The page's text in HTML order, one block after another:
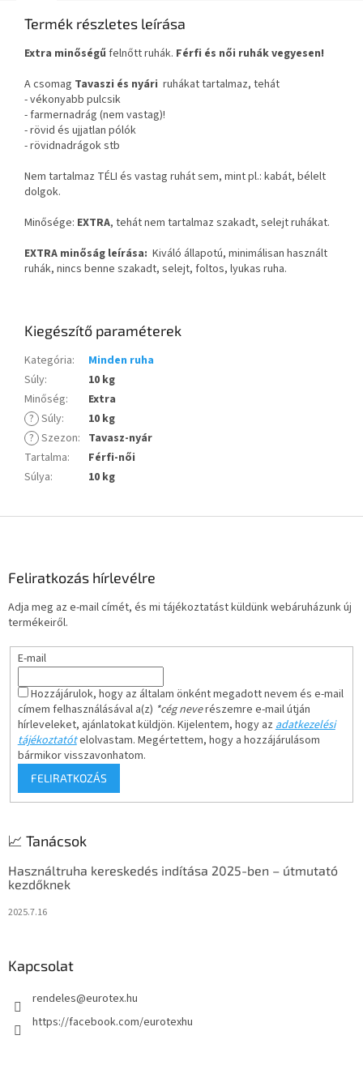
Termék részletes leírása
Extra minőségű felnőtt ruhák. Férfi és női ruhák vegyesen!
A csomag Tavaszi és nyári ruhákat tartalmaz, tehát
- vékonyabb pulcsik
- farmernadrág (nem vastag)!
- rövid és ujjatlan pólók
- rövidnadrágok stb
Nem tartalmaz TÉLI és vastag ruhát sem, mint pl.: kabát, bélelt
dolgok.
Minősége: EXTRA, tehát nem tartalmaz szakadt, selejt ruhákat.
EXTRA minőság leírása: Kiváló állapotú, minimálisan használt
ruhák, nincs benne szakadt, selejt, foltos, lyukas ruha.
Kiegészítő paraméterek
Kategória:
Minden ruha
Súly:
10 kg
Minőség:
Extra
? Súly:
10 kg
? Szezon: Tavasz-nyár
Tartalma:
Férfi-női
Súlya: 10 kg
Feliratkozás hírlevélre
Adja meg az e-mail címét, és mi tájékoztatást küldünk webáruházunk új
termékeiről.
E-mail
Hozzájárulok, hogy az általam önként megadott nevem és e-mail
címem felhasználásával a(z) *cég neverészemre e-mail útján
hírleveleket, ajánlatokat küldjön. Kijelentem, hogy azadatkezelési
tájékoztatótelolvastam. Megértettem, hogy a hozzájárulásom
bármikor visszavonhatom.
FELIRATKOZÁS
📈 Tanácsok
Használtruha kereskedés indítása 2025-ben – útmutató
kezdőknek
2025.7.16
Kapcsolat
rendeles@eurotex.hu
https://facebook.com/eurotexhu